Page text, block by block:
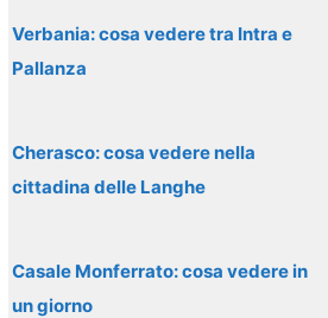
Verbania: cosa vedere tra Intra e
Pallanza
Cherasco: cosa vedere nella
cittadina delle Langhe
Casale Monferrato: cosa vedere in
un giorno